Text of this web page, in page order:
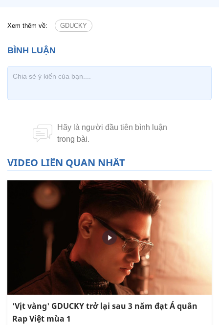
Xem thêm về: GDUCKY
VIDEO LIÊN QUAN NHẤT
'Vịt vàng' GDUCKY trở lại sau 3 năm đạt Á quân
Rap Việt mùa 1